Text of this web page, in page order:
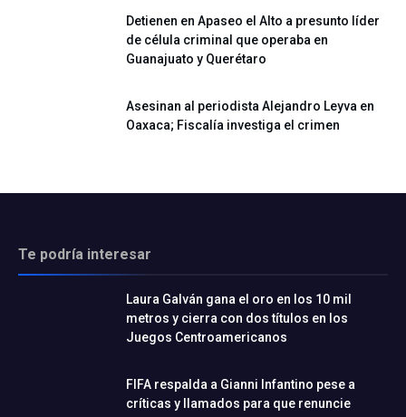
Detienen en Apaseo el Alto a presunto líder
de célula criminal que operaba en
Guanajuato y Querétaro
Asesinan al periodista Alejandro Leyva en
Oaxaca; Fiscalía investiga el crimen
Te podría interesar
Laura Galván gana el oro en los 10 mil
metros y cierra con dos títulos en los
Juegos Centroamericanos
FIFA respalda a Gianni Infantino pese a
críticas y llamados para que renuncie